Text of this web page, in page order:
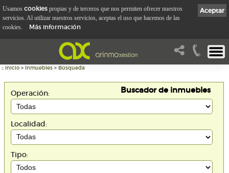
:: Inicio > Inmuebles > Búsqueda
Buscador de inmuebles
Operación:
Localidad:
Tipo:
Aceptar
Usamos cookies propias y de terceros que nos permiten ofrecer nuestros
servicios. Al utilizar nuestros servicios, aceptas el uso que hacemos de las
cookies.
Más información